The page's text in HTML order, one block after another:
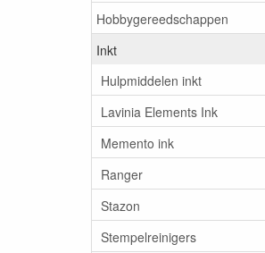
Hobbygereedschappen
Inkt
Hulpmiddelen inkt
Lavinia Elements Ink
Memento ink
Ranger
Stazon
Stempelreinigers